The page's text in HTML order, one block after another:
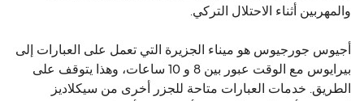
والمهربين أثناء الاحتلال التركي.
أجيوس جورجيوس هو ميناء الجزيرة التي تعمل على العبارات إلى
بيرايوس مع الوقت عبور بين 8 و 10 ساعات، وهذا يتوقف على
الطريق. خدمات العبارات متاحة للجزر أخرى من سيكلاديز